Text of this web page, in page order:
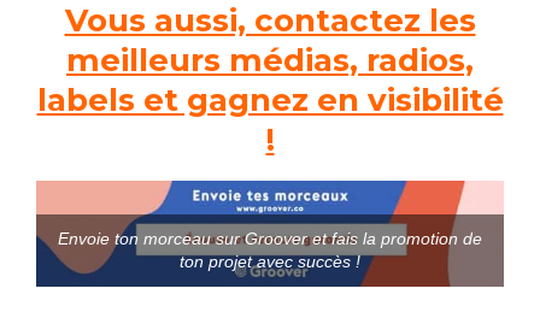
Vous aussi, contactez les
meilleurs médias, radios,
labels et gagnez en visibilité
!
Envoie ton morceau sur Groover et fais la promotion de
ton projet avec succès !